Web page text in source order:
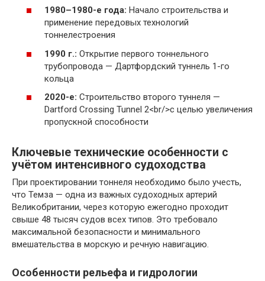
1980–1980-е года: Начало строительства и
применение передовых технологий
тоннелестроения
1990 г.: Открытие первого тоннельного
трубопровода — Дартфордский туннель 1-го
кольца
2020-е: Строительство второго туннеля —
Dartford Crossing Tunnel 2<br/>с целью увеличения
пропускной способности
Ключевые технические особенности с
учётом интенсивного судоходства
При проектировании тоннеля необходимо было учесть,
что Темза — одна из важных судоходных артерий
Великобритании, через которую ежегодно проходит
свыше 48 тысяч судов всех типов. Это требовало
максимальной безопасности и минимального
вмешательства в морскую и речную навигацию.
Особенности рельефа и гидрологии